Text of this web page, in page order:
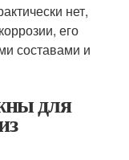
нет,
его
составами и
для